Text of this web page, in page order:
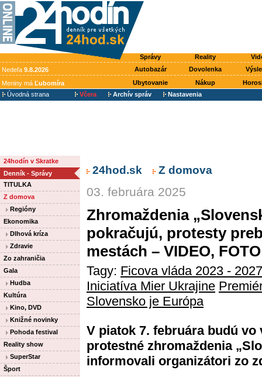
Správy Reality
Nedeľa 9.8.2026 Autobazár Dovolenka
Meniny má Ľubomíra Ubytovanie Nákup
Úvodná strana
Včera Archív správ Nastavenia
24hodín v Skratke
Denník - Správy
TITULKA
Z domova
Regióny
Ekonomika
Dlhová kríza
Zdravie
Zo zahraničia
Gala
Hudba
Kultúra
Kino, DVD
Knižné novinky
Pohoda festival
Reality show
SuperStar
Šport
24hod.sk Z domova
03. februára 2025
Zhromaždenia
pokračujú, protesty
mestách – VIDEO, FOTO
Tagy: Ficova vláda 2023 -
Iniciatíva Mier Ukrajine
Slovensko je Európa
V piatok 7. februára budú
protestné zhromaždenia
informovali organizátori zo